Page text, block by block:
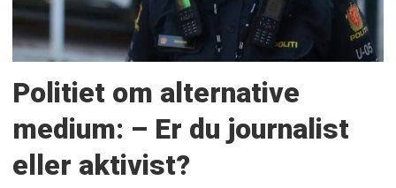
Politiet om alternative
medium: – Er du journalist
eller aktivist?